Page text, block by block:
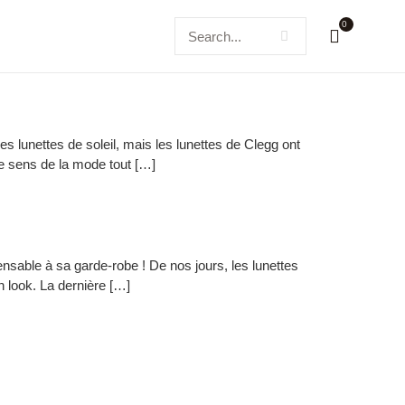
0
lunettes de soleil, mais les lunettes de Clegg ont
sens de la mode tout […]
à sa garde-robe ! De nos jours, les lunettes
look. La dernière […]